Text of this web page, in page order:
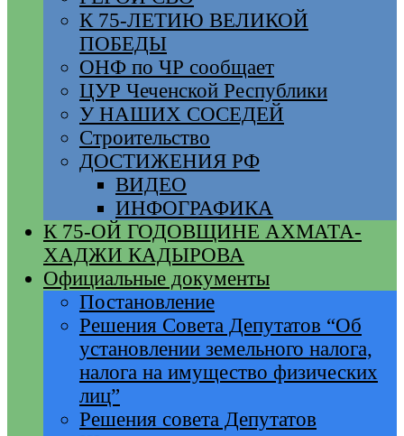
К 75-ЛЕТИЮ ВЕЛИКОЙ
ПОБЕДЫ
ОНФ по ЧР сообщает
ЦУР Чеченской Республики
У НАШИХ СОСЕДЕЙ
Строительство
ДОСТИЖЕНИЯ РФ
ВИДЕО
ИНФОГРАФИКА
К 75-ОЙ ГОДОВЩИНЕ АХМАТА-
ХАДЖИ КАДЫРОВА
Официальные документы
Постановление
Решения Совета Депутатов “Об
установлении земельного налога,
налога на имущество физических
лиц”
Решения совета Депутатов